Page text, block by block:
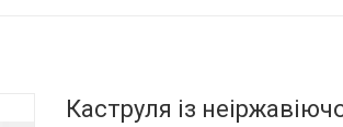
Каструля із